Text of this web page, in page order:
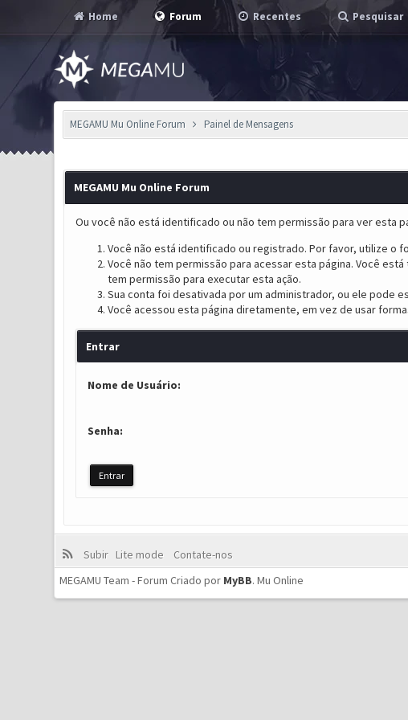
Home Forum Recentes Pesquisar
MEGAMU Mu Online Forum Painel de Mensagens
MEGAMU Mu Online Forum
Ou você não está identificado ou não tem permissão para ver esta
Você não está identificado ou registrado. Por favor, utilize o
Você não tem permissão para acessar esta página. Você
tem permissão para executar esta ação.
Sua conta foi desativada por um administrador, ou ele pode
Você acessou esta página diretamente, em vez de usar
Entrar
Nome de Usuário:
Senha:
Subir Lite mode
Contate-nos
MEGAMU Team - Forum Criado por MyBB.Mu Online